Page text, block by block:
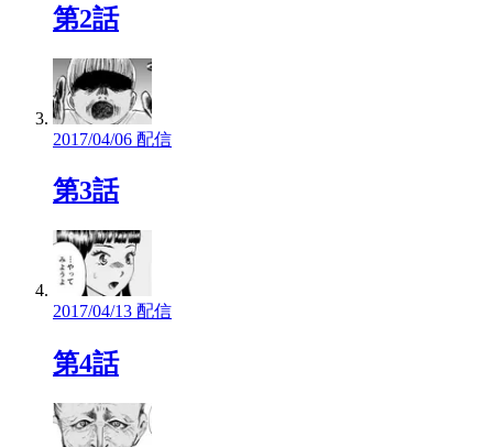
第2話
2017/04/06 配信
第3話
2017/04/13 配信
第4話